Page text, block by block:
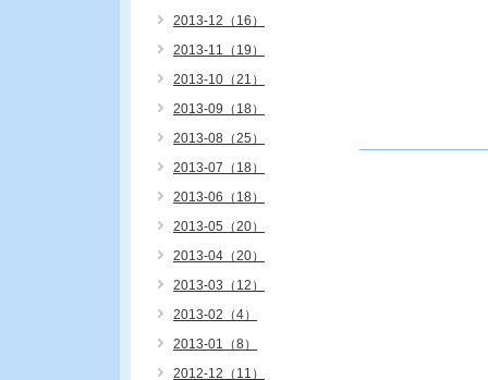
2013-12（16）
2013-11（19）
2013-10（21）
2013-09（18）
2013-08（25）
2013-07（18）
2013-06（18）
2013-05（20）
2013-04（20）
2013-03（12）
2013-02（4）
2013-01（8）
2012-12（11）